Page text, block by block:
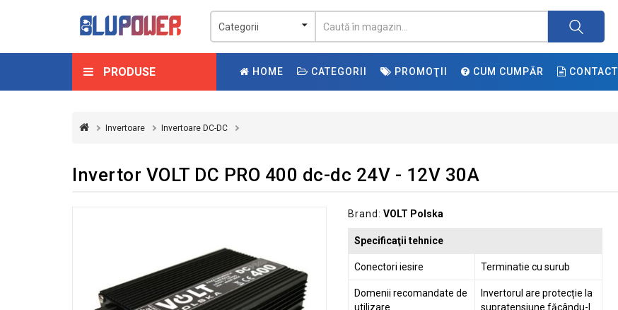
PRODUSE HOME CATEGORII PROMOŢII CUM CUMPĂR CONTACT
Invertoare Invertoare DC-DC
Invertor VOLT DC PRO 400 dc-dc 24V - 12V 30A
Brand: VOLT Polska
Specificaţii tehnice
Conectori iesire Terminatie cu surub
Domenii recomandate de
utilizare
Invertorul are protecție la
supratensiune făcându-l